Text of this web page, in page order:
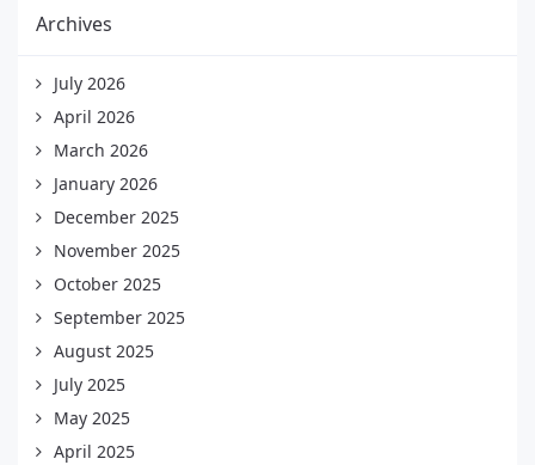
Archives
July 2026
April 2026
March 2026
January 2026
December 2025
November 2025
October 2025
September 2025
August 2025
July 2025
May 2025
April 2025